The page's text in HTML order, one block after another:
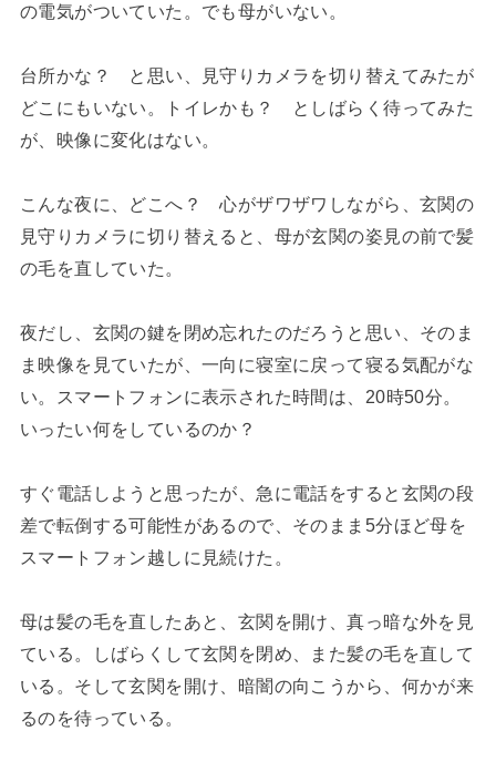
の電気がついていた。でも母がいない。
台所かな？ と思い、見守りカメラを切り替えてみたが
どこにもいない。トイレかも？ としばらく待ってみた
が、映像に変化はない。
こんな夜に、どこへ？ 心がザワザワしながら、玄関の
見守りカメラに切り替えると、母が玄関の姿見の前で髪
の毛を直していた。
夜だし、玄関の鍵を閉め忘れたのだろうと思い、そのま
ま映像を見ていたが、一向に寝室に戻って寝る気配がな
い。スマートフォンに表示された時間は、20時50分。
いったい何をしているのか？
すぐ電話しようと思ったが、急に電話をすると玄関の段
差で転倒する可能性があるので、そのまま5分ほど母を
スマートフォン越しに見続けた。
母は髪の毛を直したあと、玄関を開け、真っ暗な外を見
ている。しばらくして玄関を閉め、また髪の毛を直して
いる。そして玄関を開け、暗闇の向こうから、何かが来
るのを待っている。